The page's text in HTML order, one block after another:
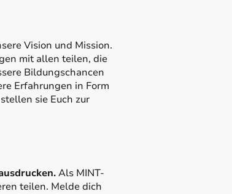
Vision und Mission.
mit allen teilen, die
Bildungschancen
Erfahrungen in Form
sie Euch zur
Als MINT-
teilen. Melde dich